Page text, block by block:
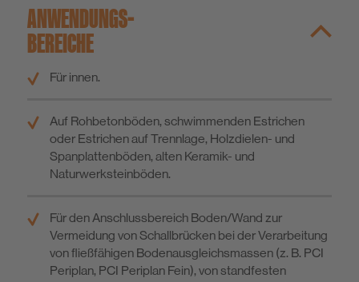
ANWENDUNGS­
BEREICHE
Für innen.
Auf Rohbetonböden, schwimmenden Estrichen
oder Estrichen auf Trennlage, Holzdielen- und
Spanplattenböden, alten Keramik- und
Naturwerksteinböden.
Für den Anschlussbereich Boden/Wand zur
Vermeidung von Schallbrücken bei der Verarbeitung
von fließfähigen Bodenausgleichsmassen (z. B. PCI
Periplan, PCI Periplan Fein), von standfesten